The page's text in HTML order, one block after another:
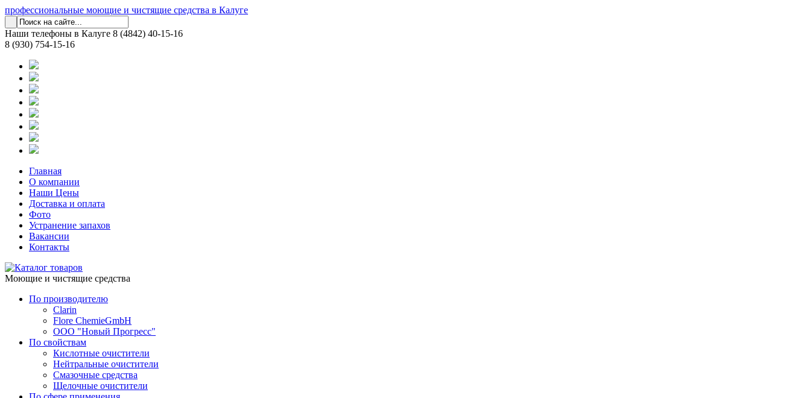
профессиональные моющие и чистящие средства в Калуге
Наши телефоны в Калуге 8 (4842) 40-15-16
8 (930) 754-15-16
Главная
О компании
Наши Цены
Доставка и оплата
Фото
Устранение запахов
Вакансии
Контакты
Моющие и чистящие средства
По производителю
Clarin
Flore ChemieGmbH
ООО "Новый Прогресс"
По свойствам
Кислотные очистители
Нейтральные очистители
Смазочные средства
Щелочные очистители